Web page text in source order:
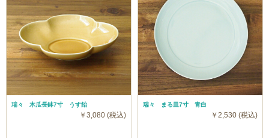
瑞々 木瓜長鉢7寸 うす飴
￥3,080 (税込)
瑞々 まる皿7寸 青白
￥2,530 (税込)